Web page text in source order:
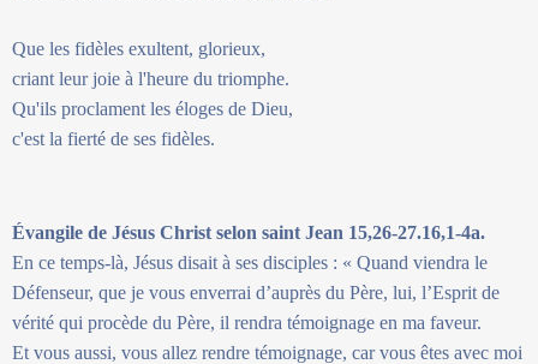
Que les fidèles exultent, glorieux,
criant leur joie à l'heure du triomphe.
Qu'ils proclament les éloges de Dieu,
c'est la fierté de ses fidèles.
Évangile de Jésus Christ selon saint Jean 15,26-27.16,1-4a.
En ce temps-là, Jésus disait à ses disciples : « Quand viendra le
Défenseur, que je vous enverrai d’auprès du Père, lui, l’Esprit de
vérité qui procède du Père, il rendra témoignage en ma faveur.
Et vous aussi, vous allez rendre témoignage, car vous êtes avec moi